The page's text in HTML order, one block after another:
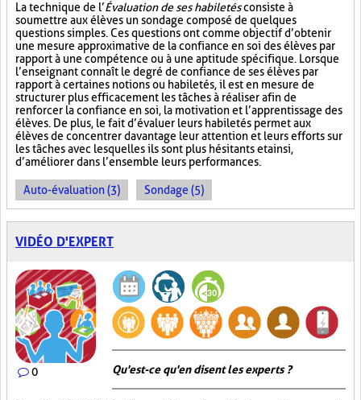
La technique de l’Évaluation de ses habiletésconsiste à
soumettre aux élèves un sondage composé de quelques
questions simples. Ces questions ont comme objectif d’obtenir
une mesure approximative de la confiance en soi des élèves par
rapport à une compétence ou à une aptitude spécifique. Lorsque
l’enseignant connaît le degré de confiance de ses élèves par
rapport à certaines notions ou habiletés, il est en mesure de
structurer plus efficacement les tâches à réaliser afin de
renforcer la confiance en soi, la motivation et l’apprentissage des
élèves. De plus, le fait d’évaluer leurs habiletés permet aux
élèves de concentrer davantage leur attention et leurs efforts sur
les tâches avec lesquelles ils sont plus hésitants et ainsi,
d’améliorer dans l’ensemble leurs performances.
Auto-évaluation (3) Sondage (5)
VIDÉO D'EXPERT
0 Qu'est-ce qu'en disent les experts ?